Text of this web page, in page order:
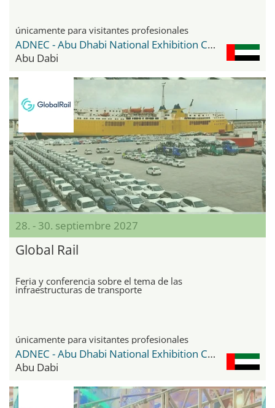
únicamente para visitantes profesionales
ADNEC - Abu Dhabi National Exhibition Center
Abu Dabi
28. - 30. septiembre 2027
Global Rail
Feria y conferencia sobre el tema de las
infraestructuras de transporte
únicamente para visitantes profesionales
ADNEC - Abu Dhabi National Exhibition Center
Abu Dabi